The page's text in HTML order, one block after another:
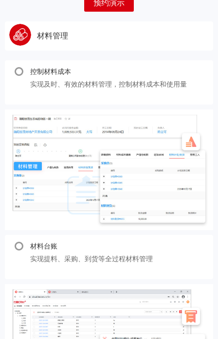
预约演示
材料管理
控制材料成本
实现及时、有效的材料管理，控制材料成本和使用量
材料台账
实现提料、采购、到货等全过程材料管理